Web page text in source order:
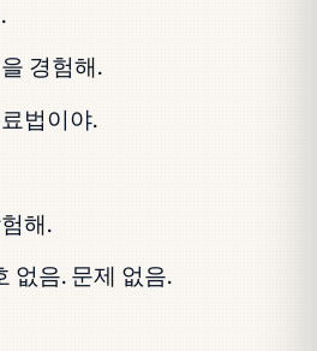
경험해.
법이야.
해.
없음. 문제 없음.